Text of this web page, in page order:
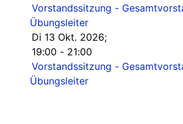
Vorstandssitzung -
Übungsleiter
Di 13 Okt. 2026;
19:00 - 21:00
Vorstandssitzung -
Übungsleiter